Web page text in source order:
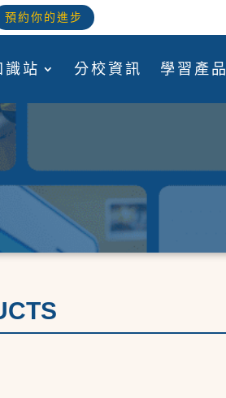
預約你的進步
識站 分校資訊 學習產品